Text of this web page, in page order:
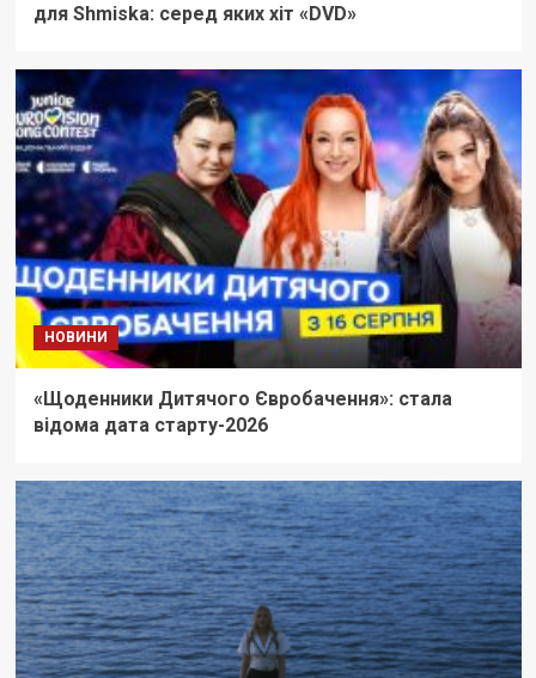
для Shmiska: серед яких хіт «DVD»
НОВИНИ
«Щоденники Дитячого Євробачення»: стала
відома дата старту-2026